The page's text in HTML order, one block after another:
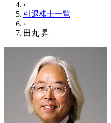
›
引退棋士一覧
›
田丸 昇